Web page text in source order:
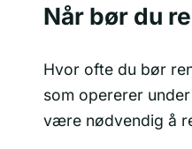
Når bør du
Hvor ofte du bør
som opererer
være nødvendig å